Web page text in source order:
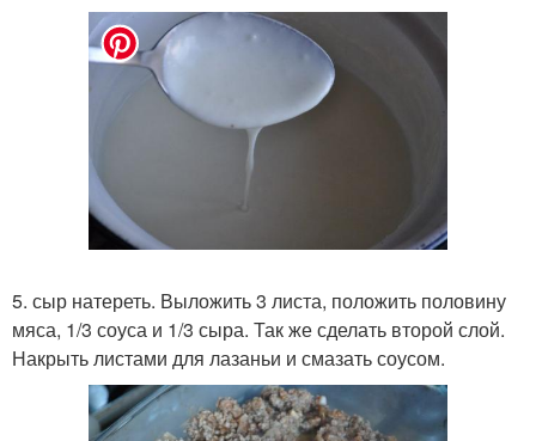
5. сыр натереть. Выложить 3 листа, положить половину
мяса, 1/3 соуса и 1/3 сыра. Так же сделать второй слой.
Накрыть листами для лазаньи и смазать соусом.